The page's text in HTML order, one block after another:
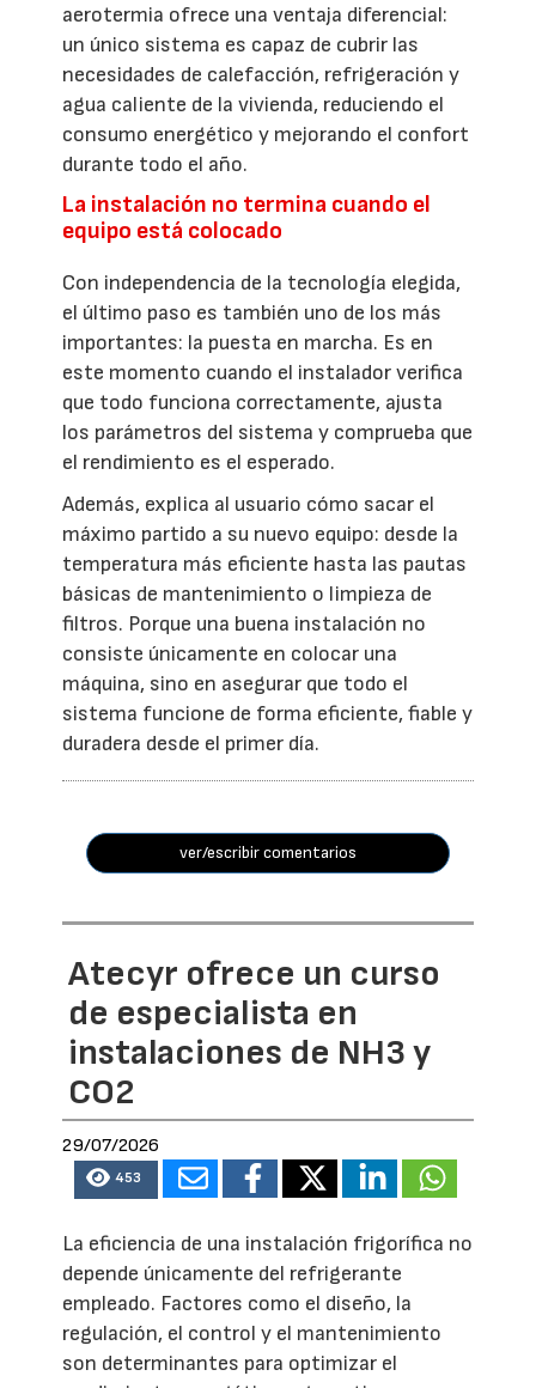
aerotermia ofrece una ventaja diferencial:
un único sistema es capaz de cubrir las
necesidades de calefacción, refrigeración y
agua caliente de la vivienda, reduciendo el
consumo energético y mejorando el confort
durante todo el año.
La instalación no termina cuando el
equipo está colocado
Con independencia de la tecnología elegida,
el último paso es también uno de los más
importantes: la puesta en marcha. Es en
este momento cuando el instalador verifica
que todo funciona correctamente, ajusta
los parámetros del sistema y comprueba que
el rendimiento es el esperado.
Además, explica al usuario cómo sacar el
máximo partido a su nuevo equipo: desde la
temperatura más eficiente hasta las pautas
básicas de mantenimiento o limpieza de
filtros. Porque una buena instalación no
consiste únicamente en colocar una
máquina, sino en asegurar que todo el
sistema funcione de forma eficiente, fiable y
duradera desde el primer día.
ver/escribir comentarios
Atecyr ofrece un curso
de especialista en
instalaciones de NH3 y
CO2
29/07/2026
453
La eficiencia de una instalación frigorífica no
depende únicamente del refrigerante
empleado. Factores como el diseño, la
regulación, el control y el mantenimiento
son determinantes para optimizar el